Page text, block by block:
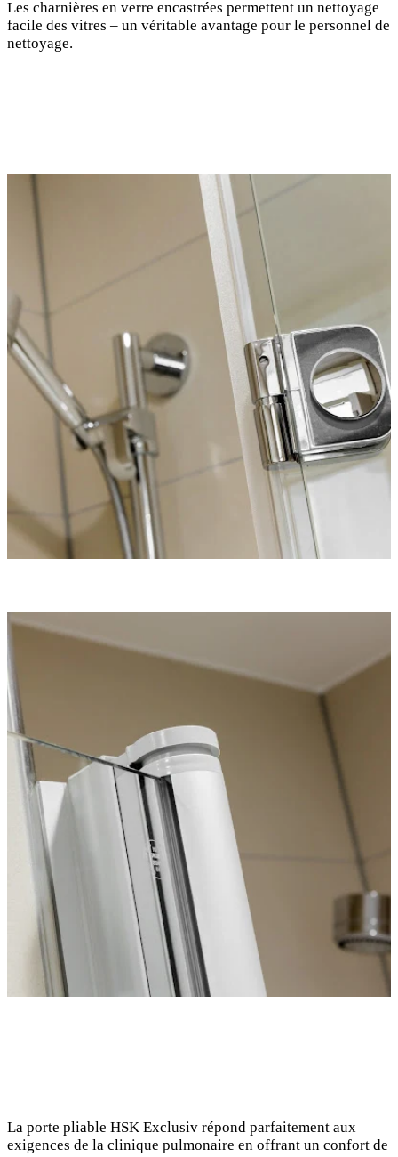
Les charnières en verre encastrées permettent un nettoyage
facile des vitres – un véritable avantage pour le personnel de
nettoyage.
La porte pliable HSK Exclusiv répond parfaitement aux
exigences de la clinique pulmonaire en offrant un confort de